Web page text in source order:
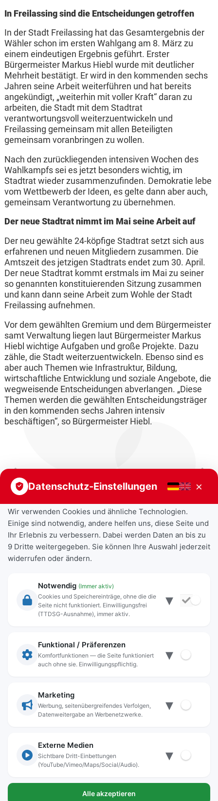
In Freilassing sind die Entscheidungen getroffen
In der Stadt Freilassing hat das Gesamtergebnis der
Wähler schon im ersten Wahlgang am 8. März zu
einem eindeutigen Ergebnis geführt. Erster
Bürgermeister Markus Hiebl wurde mit deutlicher
Mehrheit bestätigt. Er wird in den kommenden sechs
Jahren seine Arbeit weiterführen und hat bereits
angekündigt, „weiterhin mit voller Kraft“ daran zu
arbeiten, die Stadt mit dem Stadtrat
verantwortungsvoll weiterzuentwickeln und
Freilassing gemeinsam mit allen Beteiligten
gemeinsam voranbringen zu wollen.
Nach den zurückliegenden intensiven Wochen des
Wahlkampfs sei es jetzt besonders wichtig, im
Stadtrat wieder zusammenzufinden. Demokratie lebe
vom Wettbewerb der Ideen, es gelte dann aber auch,
gemeinsam Verantwortung zu übernehmen.
Der neue Stadtrat nimmt im Mai seine Arbeit auf
Der neu gewählte 24-köpfige Stadtrat setzt sich aus
erfahrenen und neuen Mitgliedern zusammen. Die
Amtszeit des jetzigen Stadtrats endet zum 30. April.
Der neue Stadtrat kommt erstmals im Mai zu seiner
so genannten konstituierenden Sitzung zusammen
und kann dann seine Arbeit zum Wohle der Stadt
Freilassing aufnehmen.
Vor dem gewählten Gremium und dem Bürgermeister
samt Verwaltung liegen laut Bürgermeister Markus
Hiebl wichtige Aufgaben und große Projekte. Dazu
zähle, die Stadt weiterzuentwickeln. Ebenso sind es
aber auch Themen wie Infrastruktur, Bildung,
wirtschaftliche Entwicklung und soziale Angebote, die
wegweisende Entscheidungen abverlangen. „Diese
Themen werden die gewählten Entscheidungsträger
in den kommenden sechs Jahren intensiv
beschäftigen“, so Bürgermeister Hiebl.
Rechtliche Angaben
Datenschutz
Anschrift
83395 Freilassing
Kontakt
rathaus@freilassing.de
Bankverbindungen der Stadt Freilassing
Datenschutz-Einstellungen ×
Wir verwenden Cookies und ähnliche Technologien.
Einige sind notwendig, andere helfen uns, diese Seite und
Ihr Erlebnis zu verbessern. Dabei werden Daten an bis zu
9 Dritte weitergegeben. Sie können Ihre Auswahl jederzeit
widerrufen oder ändern.
Notwendig (Immer aktiv)
Cookies und Speichereinträge, ohne die die
Seite nicht funktioniert. Einwilligungsfrei
(TTDSG-Ausnahme), immer aktiv.
▾
Funktional / Präferenzen
Komfortfunktionen — die Seite funktioniert
auch ohne sie. Einwilligungspflichtig.
▾
Marketing
Werbung, seitenübergreifendes Verfolgen,
Datenweitergabe an Werbenetzwerke.
▾
Externe Medien
Sichtbare Dritt-Einbettungen
(YouTube/Vimeo/Maps/Social/Audio).
▾
Alle akzeptieren